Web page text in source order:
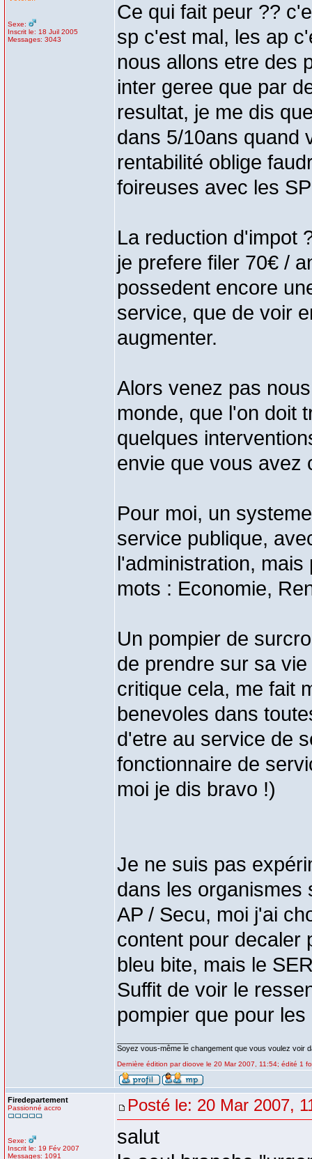
Sexe:
Inscrit le: 18 Juil 2005
Messages: 3043
Ce qui fait peur ??
sp c'est mal, les ap
nous allons etre des
inter geree que par
resultat, je me dis
dans 5/10ans quand
rentabilité oblige
foireuses avec les
La reduction d'impot
je prefere filer 70€ /
possedent encore
service, que de voir
augmenter.
Alors venez pas
monde, que l'on doit
quelques
envie que vous avez
Pour moi, un
service publique,
l'administration,
mots : Economie,
Un pompier de
de prendre sur sa
critique cela, me fait
benevoles dans
d'etre au service de
fonctionnaire de
moi je dis bravo !)
Je ne suis pas
dans les organismes
AP / Secu, moi j'ai
content pour decaler
bleu bite, mais le
Suffit de voir le
pompier que pour
Soyez vous-même le changement que vous voulez voir
Dernière édition par dioove le 20 Mar 2007, 11:54; édité 1
Firedepartement
Passionné accro
Sexe:
Inscrit le: 19 Fév 2007
Messages: 1091
Posté le: 20 Mar 2007,
salut